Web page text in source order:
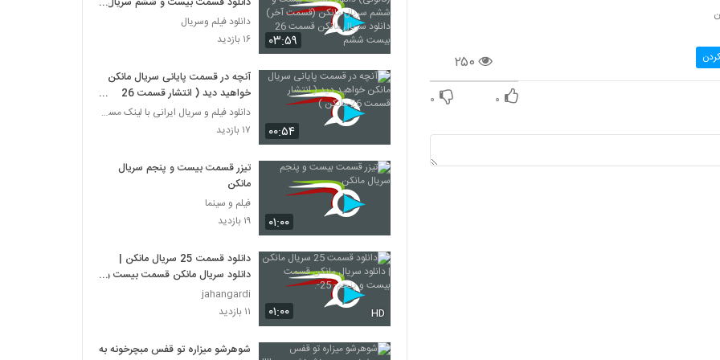
۲۵۰
۰ ۰
۰۳:۵۹
مانکن (قسمت آخر) دانلود سریال
مانکن قسمت 26 بیست ششم
دانلود فیلم وسریال
۱۶ بازدید
۰۰:۵۴
آنچه در قسمت پایانی سریال مانکن
خواهید دید ( انتشار قسمت 26
مانکن )
دانلود فیلم و سریال ایرانی با لینک مستقیم
۱۷ بازدید
۰۱:۰۰
تیزر قسمت بیست و پنجم سریال
مانکن
فیلم و سینما
۱۹ بازدید
۰۱:۰۰ HD
دانلود قسمت 25 سریال مانکن |
دانلود سریال مانکن قسمت بیست و
پنجم- 25-.
jahangardi
۱۱ بازدید
شوهرشو میزاره تو قفس مبچرخونه به